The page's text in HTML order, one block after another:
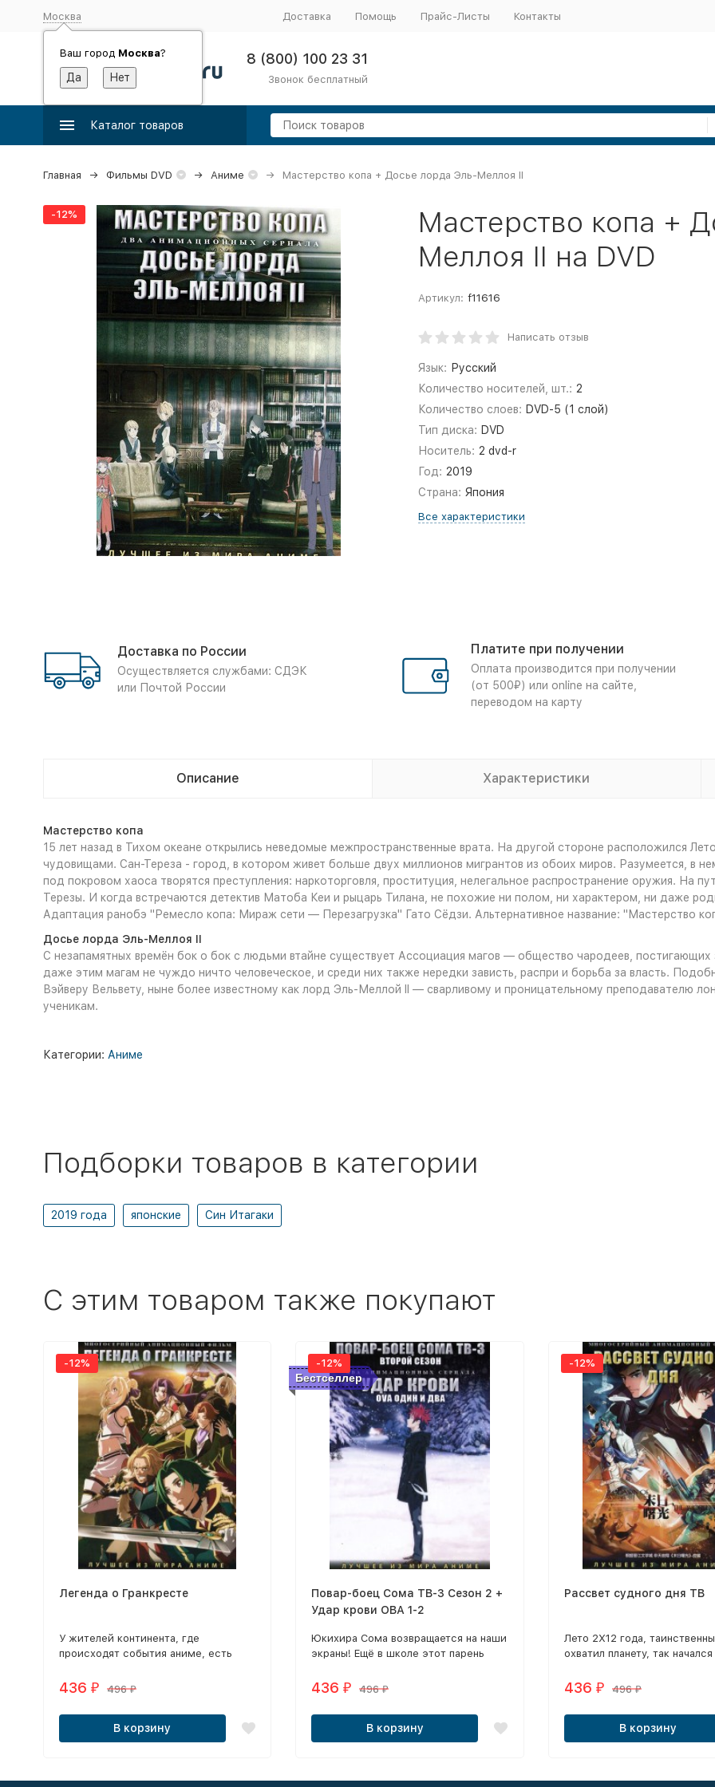
Москва
Ваш город Москва?
Доставка Помощь Прайс-Листы Контакты
8 (800) 100 23 31
Звонок бесплатный
Каталог товаров
Главная Фильмы DVD Аниме Мастерство копа + Досье лорда Эль-Меллоя II
-12%
Мастерство копа +
Меллоя II на DVD
Артикул: f11616
Написать отзыв
Язык: Русский
Количество носителей, шт.: 2
Количество слоев: DVD-5 (1 слой)
Тип диска: DVD
Носитель: 2 dvd-r
Год: 2019
Страна: Япония
Все характеристики
Доставка по России
Осуществляется службами: СДЭК
или Почтой России
Платите при получении
Оплата производится при получении
(от 500₽) или online на сайте,
переводом на карту
Описание Характеристики
Мастерство копа
15 лет назад в Тихом океане открылись неведомые межпространственные врата. На другой стороне расположился
чудовищами. Сан-Тереза - город, в котором живет больше двух миллионов мигрантов из обоих миров. Разумеется, в
под покровом хаоса творятся преступления: наркоторговля, проституция, нелегальное распространение оружия. На
Терезы. И когда встречаются детектив Матоба Кеи и рыцарь Тилана, не похожие ни полом, ни характером, ни даже
Адаптация ранобэ "Ремесло копа: Мираж сети — Перезагрузка" Гато Сёдзи. Альтернативное название: "Мастерство
Досье лорда Эль-Меллоя II
С незапамятных времён бок о бок с людьми втайне существует Ассоциация магов — общество чародеев,
даже этим магам не чуждо ничто человеческое, и среди них также нередки зависть, распри и борьба за власть.
Вэйверу Вельвету, ныне более известному как лорд Эль-Меллой II — сварливому и проницательному преподавателю
ученикам.
Категории: Аниме
Подборки товаров в категории
2019 года японские Син Итагаки
C этим товаром также покупают
-12%
Легенда о Гранкресте
​У жителей континента, где
происходят события аниме, есть
называемые Хаосом, которые
бедствиями, разрушениями и
436 ₽ 496₽
В корзину
Бестселлер
-12%
Повар-боец Сома ТВ-3 Сезон 2 +
Удар крови ОВА 1-2
Юкихира Сома возвращается на наши
экраны! Ещё в школе этот парень
буквально спал и видел, как
работают он и его отец, переходит к
нему по наследству.
436₽ 496₽
В корзину
-12%
Рассвет судного дня ТВ
​Лето 2Х12 года,
охватил планету, так
436 ₽ 496₽
В корзину